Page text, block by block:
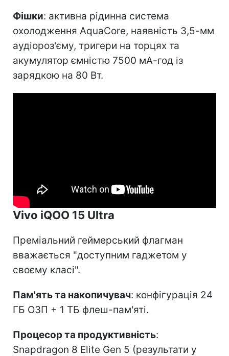
Фішки: активна рідинна система
охолодження AquaCore, наявність 3,5-мм
аудіороз'єму, тригери на торцях та
акумулятор ємністю 7500 мА-год із
зарядкою на 80 Вт.
Vivo iQOO 15 Ultra
Преміальний геймерський флагман
вважається "доступним гаджетом у
своєму класі".
Пам'ять та накопичувач: конфігурація 24
ГБ ОЗП + 1 ТБ флеш-пам'яті.
Процесор та продуктивність:
Snapdragon 8 Elite Gen 5 (результати у